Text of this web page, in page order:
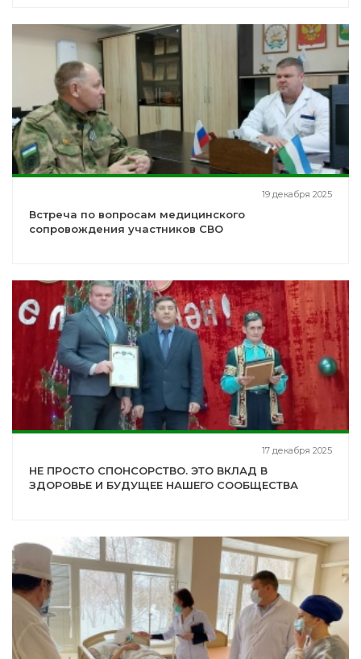
19 декабря 2025
Встреча по вопросам медицинского
сопровождения участников СВО
17 декабря 2025
НЕ ПРОСТО СПОНСОРСТВО. ЭТО ВКЛАД В
ЗДОРОВЬЕ И БУДУЩЕЕ НАШЕГО СООБЩЕСТВА